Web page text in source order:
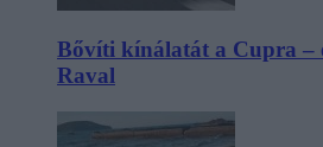
Bővíti kínálatát a Cupra –
Raval